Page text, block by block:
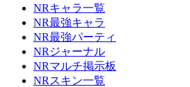
NRキャラ一覧
NR最強キャラ
NR最強パーティ
NRジャーナル
NRマルチ掲示板
NRスキン一覧